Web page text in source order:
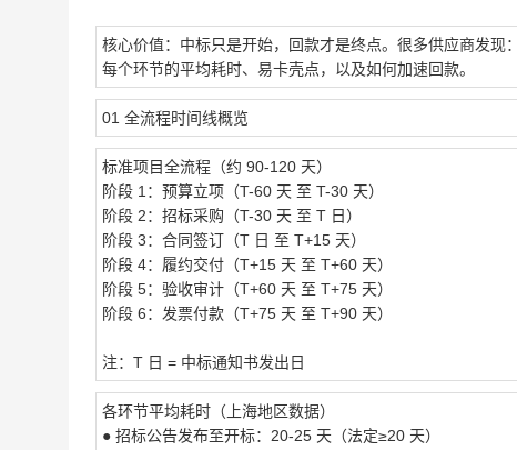
核心价值：中标只是开始，回款才是终点。很多供应商发
每个环节的平均耗时、易卡壳点，以及如何加速回款。
01 全流程时间线概览
标准项目全流程（约 90-120 天）
阶段 1：预算立项（T-60 天 至 T-30 天）
阶段 2：招标采购（T-30 天 至 T 日）
阶段 3：合同签订（T 日 至 T+15 天）
阶段 4：履约交付（T+15 天 至 T+60 天）
阶段 5：验收审计（T+60 天 至 T+75 天）
阶段 6：发票付款（T+75 天 至 T+90 天）
注：T 日 = 中标通知书发出日
各环节平均耗时（上海地区数据）
● 招标公告发布至开标：20-25 天（法定≥20 天）